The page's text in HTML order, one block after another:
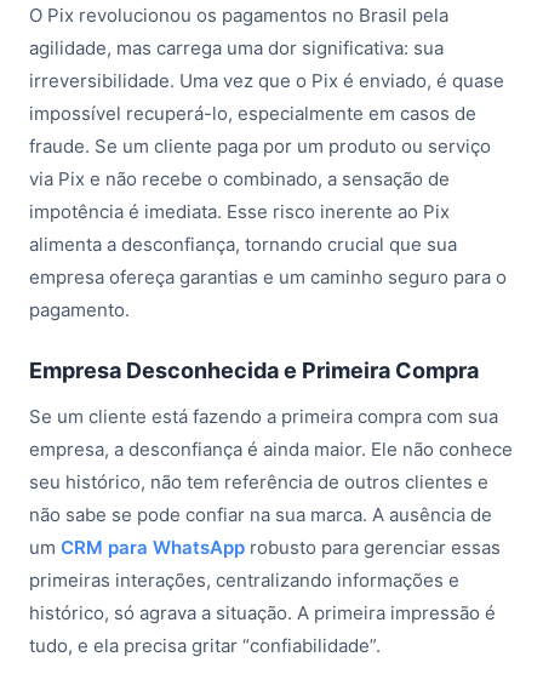
O Pix revolucionou os pagamentos no Brasil pela
agilidade, mas carrega uma dor significativa: sua
irreversibilidade. Uma vez que o Pix é enviado, é quase
impossível recuperá-lo, especialmente em casos de
fraude. Se um cliente paga por um produto ou serviço
via Pix e não recebe o combinado, a sensação de
impotência é imediata. Esse risco inerente ao Pix
alimenta a desconfiança, tornando crucial que sua
empresa ofereça garantias e um caminho seguro para o
pagamento.
Empresa Desconhecida e Primeira Compra
Se um cliente está fazendo a primeira compra com sua
empresa, a desconfiança é ainda maior. Ele não conhece
seu histórico, não tem referência de outros clientes e
não sabe se pode confiar na sua marca. A ausência de
um CRM para WhatsApp robusto para gerenciar essas
primeiras interações, centralizando informações e
histórico, só agrava a situação. A primeira impressão é
tudo, e ela precisa gritar “confiabilidade”.